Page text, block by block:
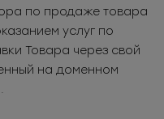
по продаже товара
услуг по
Товара через свой
на доменном